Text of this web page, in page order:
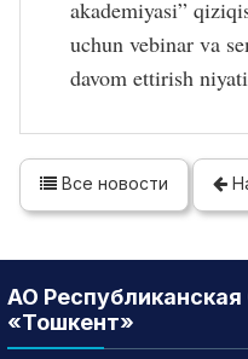
akademiyasi”
uchun vebinar va
davom ettirish
Все новости
АО
«Тошкент»